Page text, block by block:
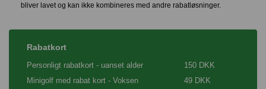
bliver lavet og kan ikke kombineres med andre rabatløsninger.
Rabatkort
Personligt rabatkort - uanset alder
150 DKK
Minigolf med rabat kort - Voksen
49 DKK